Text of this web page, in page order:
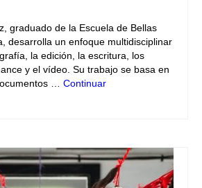
graduado de la Escuela de Bellas
desarrolla un enfoque multidisciplinar
la edición, la escritura, los
y el vídeo. Su trabajo se basa en
… Continuar